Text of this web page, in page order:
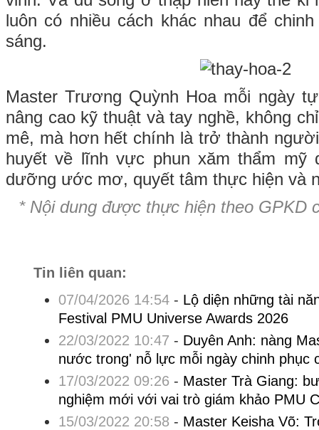
luôn có nhiều cách khác nhau để
sáng.
Master Trương Quỳnh Hoa mỗi ngày
nâng cao kỹ thuật và tay nghề, không
mê, mà hơn hết chính là trở thành
huyết về lĩnh vực phun xăm thẩm mỹ
dưỡng ước mơ, quyết tâm thực hiện và
* Nội dung được thực hiện theo GPKD
Tin liên quan:
07/04/2026 14:54- Lộ diện những tài
Festival PMU Universe Awards 2026
22/03/2022 10:47 - Duyên Anh: nàng
nước trong' nỗ lực mỗi ngày chinh phục
17/03/2022 09:26 - Master Trà Giang:
nghiệm mới với vai trò giám khảo PMU
15/03/2022 20:58 - Master Keisha Võ: